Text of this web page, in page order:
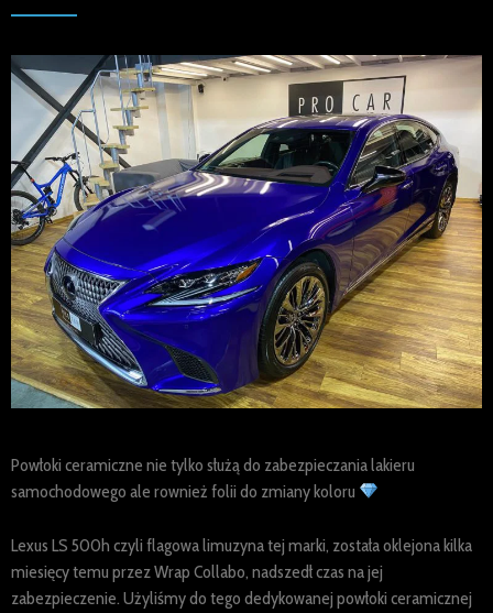
Powłoki ceramiczne nie tylko służą do zabezpieczania lakieru
samochodowego ale rownież folii do zmiany koloru
Lexus LS 500h czyli flagowa limuzyna tej marki, została oklejona kilka
miesięcy temu przez Wrap Collabo, nadszedł czas na jej
zabezpieczenie. Użyliśmy do tego dedykowanej powłoki ceramicznej